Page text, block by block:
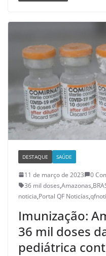
DESTAQUE SAÚDE
11 de março de 2023
0
36 mil doses,Amazonas,
noticia,Portal QF Noticías,
Imunização:
36 mil doses
pediátrica